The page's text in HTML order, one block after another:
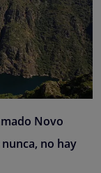
Novo
no hay